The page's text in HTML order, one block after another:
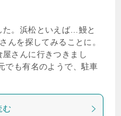
た。浜松といえば…鰻と
んを探してみることに。
さんに行きつきまし
でも有名のようで、駐車
む